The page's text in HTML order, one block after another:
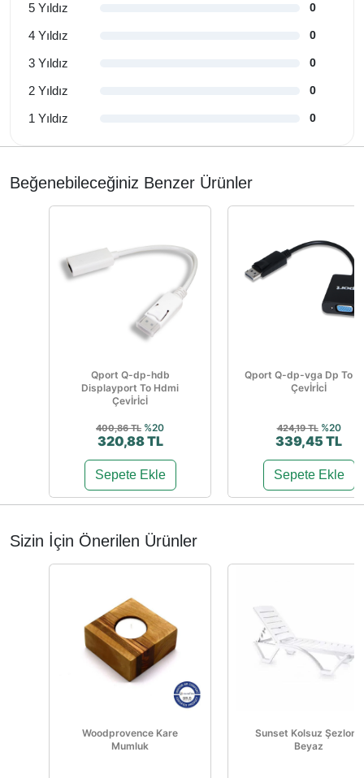
5 Yıldız 0
4 Yıldız 0
3 Yıldız 0
2 Yıldız 0
1 Yıldız 0
Beğenebileceğiniz Benzer Ürünler
Qport Q-dp-hdb
Displayport To Hdmi
Çevİrİcİ
400,86 TL %20
320,88 TL
Sepete Ekle
Qport Q-dp-vga Dp To
Çevİrİcİ
424,19 TL %20
339,45 TL
Sepete Ekle
Sizin İçin Önerilen Ürünler
Woodprovence Kare
Mumluk
Sunset Kolsuz Şezlong
Beyaz